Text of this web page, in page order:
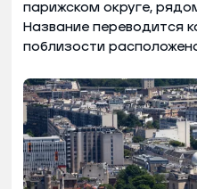
парижском округе,
Название переводится
поблизости